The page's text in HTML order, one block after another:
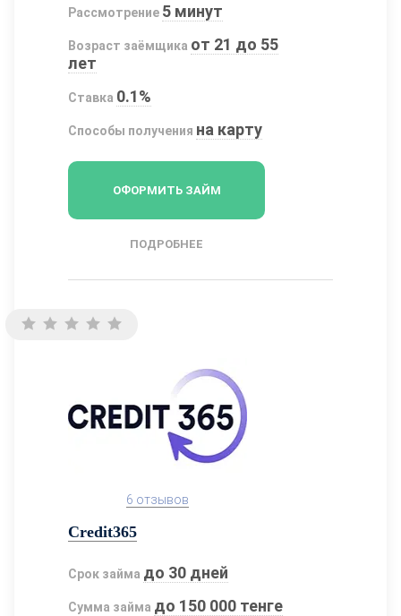
Рассмотрение 5 минут
Возраст заёмщика от 21 до 55
лет
Ставка 0.1%
Способы получения на карту
ОФОРМИТЬ ЗАЙМ
ПОДРОБНЕЕ
6 отзывов
Credit365
Срок займа до 30 дней
Сумма займа до 150 000 тенге